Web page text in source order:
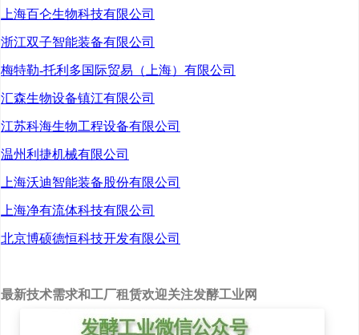
“人高血糖”能在几分钟内将
鼓励研发品种，2018年，
家“十三五”“重大新药创
上海百仑生物科技有限公司
浙江双子智能装备有限公司
梅特勒-托利多国际贸易（上海）有限公司
汇森生物设备镇江有限公司
江苏科海生物工程设备有限公司
温州利捷机械有限公司
上海沃迪智能装备股份有限公司
上海净有流体科技有限公司
北京博硕德恒科技开发有限公司
最新技术需求和工厂租赁欢迎关注发酵工业网